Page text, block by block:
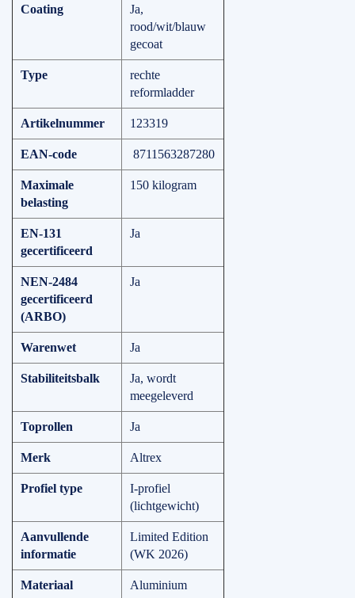
Coating
Ja,
rood/wit/blauw
gecoat
Type
rechte
reformladder
Artikelnummer 123319
EAN-code 8711563287280
Maximale
belasting
150 kilogram
EN-131
gecertificeerd
Ja
NEN-2484
gecertificeerd
(ARBO)
Ja
Warenwet Ja
Stabiliteitsbalk
Ja, wordt
meegeleverd
Toprollen Ja
Merk Altrex
Profiel type
I-profiel
(lichtgewicht)
Aanvullende
informatie
Limited Edition
(WK 2026)
Materiaal Aluminium